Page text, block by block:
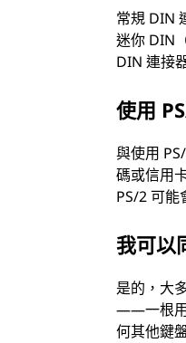
常規 DIN
迷你 DIN
DIN 連接
使用
與使用
碼或信用
PS/2 可能
我可以
是的，大
——一根用
何其他鍵